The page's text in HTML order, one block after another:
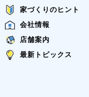
家づくりのヒント
会社情報
店舗案内
最新トピックス